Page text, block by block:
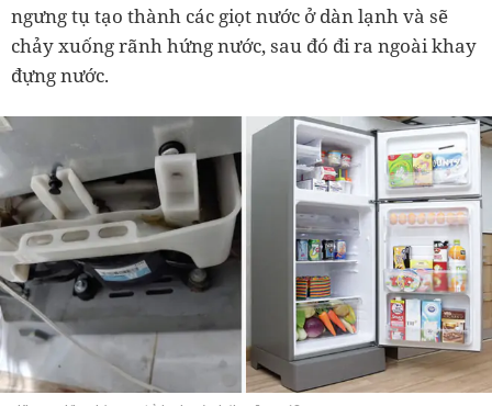
ngưng tụ tạo thành các giọt nước ở dàn lạnh và sẽ
chảy xuống rãnh hứng nước, sau đó đi ra ngoài khay
đựng nước.